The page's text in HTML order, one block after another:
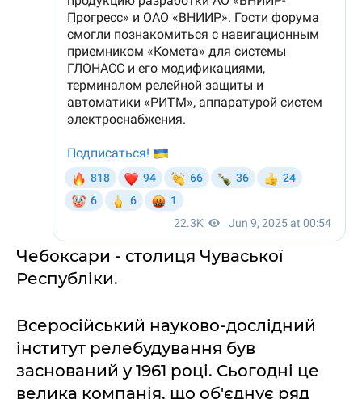
Чебоксари - столиця Чуваської
Республіки.
Всеросійський науково-дослідний
інститут релебудування був
заснований у 1961 році. Сьогодні це
велика компанія, що об'єднує ряд